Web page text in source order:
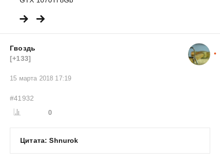
Гвоздь
[+133]
15 марта 2018 17:19
#41932
0
Цитата: Shnurok